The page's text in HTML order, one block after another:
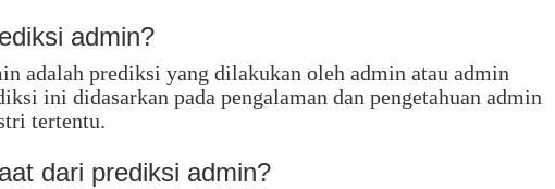
admin?
adalah prediksi yang dilakukan oleh admin atau admin
ini didasarkan pada pengalaman dan pengetahuan admin
tertentu.
dari prediksi admin?